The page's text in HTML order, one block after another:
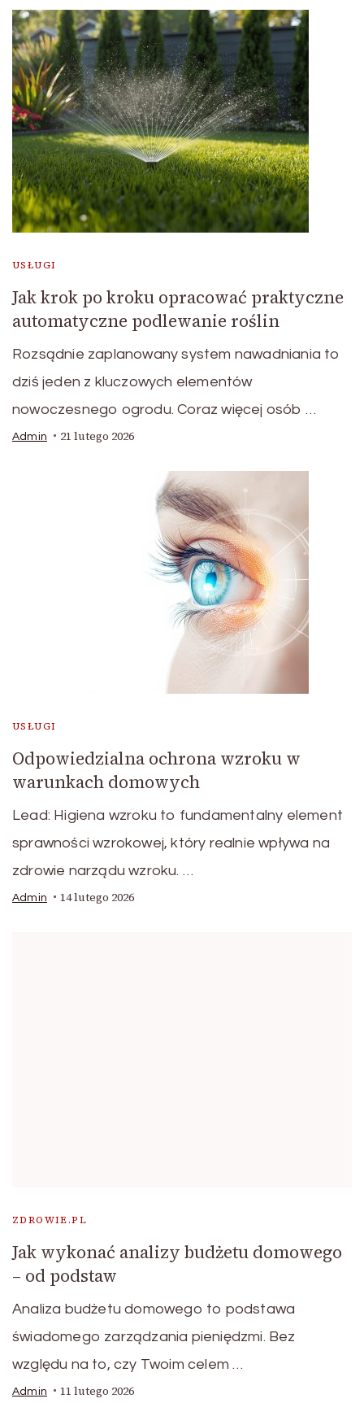
USŁUGI
Jak krok po kroku opracować praktyczne
automatyczne podlewanie roślin
Rozsądnie zaplanowany system nawadniania to
dziś jeden z kluczowych elementów
nowoczesnego ogrodu. Coraz więcej osób …
Admin 21 lutego 2026
USŁUGI
Odpowiedzialna ochrona wzroku w
warunkach domowych
Lead: Higiena wzroku to fundamentalny element
sprawności wzrokowej, który realnie wpływa na
zdrowie narządu wzroku. …
Admin 14 lutego 2026
ZDROWIE.PL
Jak wykonać analizy budżetu domowego
– od podstaw
Analiza budżetu domowego to podstawa
świadomego zarządzania pieniędzmi. Bez
względu na to, czy Twoim celem …
Admin 11 lutego 2026